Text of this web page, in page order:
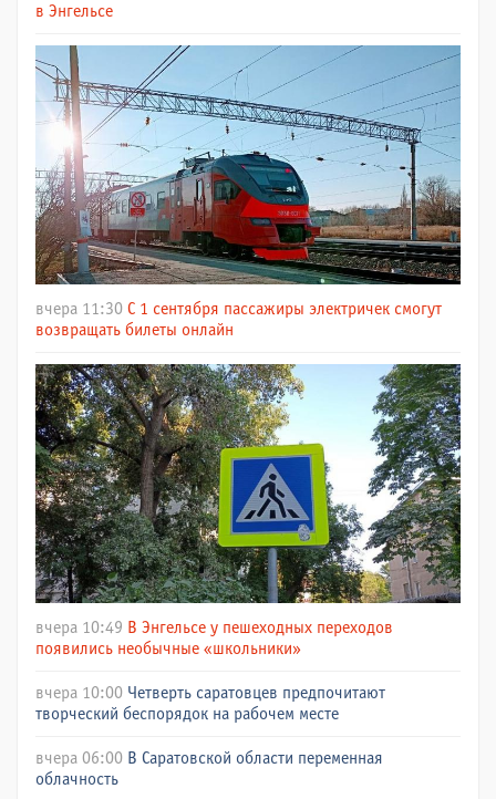
в Энгельсе
вчера 11:30 С 1 сентября пассажиры электричек смогут
возвращать билеты онлайн
вчера 10:49 В Энгельсе у пешеходных переходов
появились необычные «школьники»
вчера 10:00 Четверть саратовцев предпочитают
творческий беспорядок на рабочем месте
вчера 06:00 В Саратовской области переменная
облачность